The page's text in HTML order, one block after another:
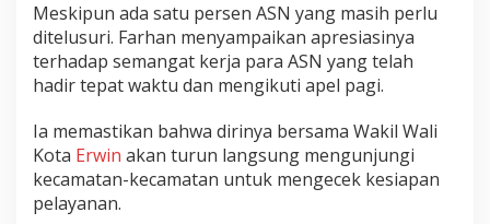
Meskipun ada satu persen ASN yang masih perlu
ditelusuri. Farhan menyampaikan apresiasinya
terhadap semangat kerja para ASN yang telah
hadir tepat waktu dan mengikuti apel pagi.
Ia memastikan bahwa dirinya bersama Wakil Wali
Kota Erwin akan turun langsung mengunjungi
kecamatan-kecamatan untuk mengecek kesiapan
pelayanan.